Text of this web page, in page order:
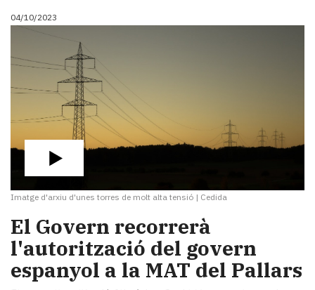
04/10/2023
Imatge d'arxiu d'unes torres de molt alta tensió | Cedida
El Govern recorrerà
l'autorització del govern
espanyol a la MAT del Pallars